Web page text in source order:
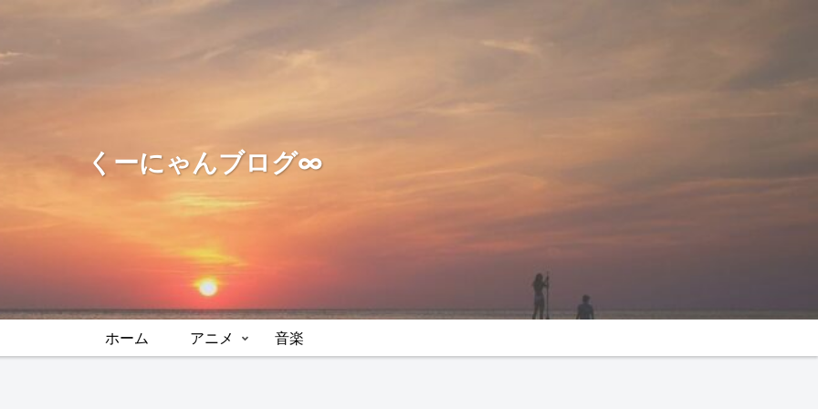
くーにゃんブログ∞
ホーム アニメ 音楽